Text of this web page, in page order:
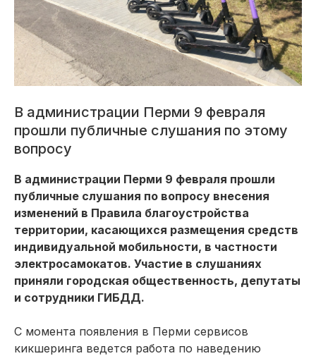
В администрации Перми 9 февраля
прошли публичные слушания по этому
вопросу
В администрации Перми 9 февраля прошли
публичные слушания по вопросу внесения
изменений в Правила благоустройства
территории, касающихся размещения средств
индивидуальной мобильности, в частности
электросамокатов. Участие в слушаниях
приняли городская общественность, депутаты
и сотрудники ГИБДД.
С момента появления в Перми сервисов
кикшеринга ведется работа по наведению